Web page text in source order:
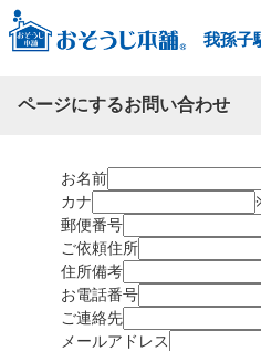
我孫子
ページにするお問い合わせ
お名前
カナ
郵便番号
ご依頼住所
住所備考
お電話番号
ご連絡先
メールアドレス